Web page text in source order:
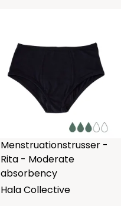
Menstruationstrusser -
Rita - Moderate
absorbency
Hala Collective